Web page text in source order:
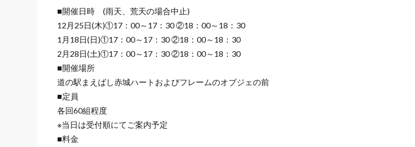
■開催日時 (雨天、荒天の場合中止)
12月25日(木)①17：00～17：30 ②18：00～18：30
1月18日(日)①17：00～17：30 ②18：00～18：30
2月28日(土)①17：00～17：30 ②18：00～18：30
■開催場所
道の駅まえばし赤城ハートおよびフレームのオブジェの前
■定員
各回60組程度
※当日は受付順にてご案内予定
■料金